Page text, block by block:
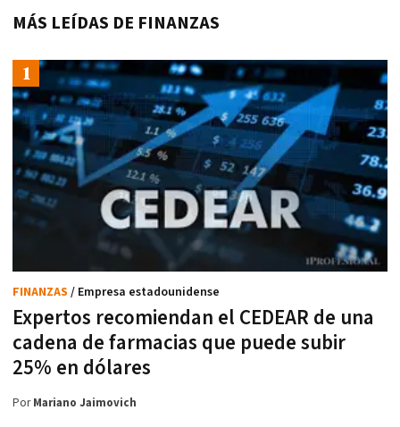
MÁS LEÍDAS DE FINANZAS
Expertos recomiendan el CEDEAR de una
cadena de farmacias que puede subir
25% en dólares
FINANZAS / Empresa estadounidense
PorMariano Jaimovich